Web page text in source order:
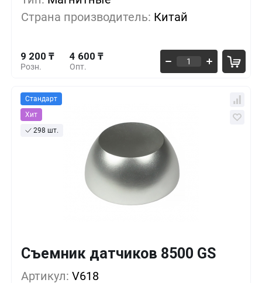
Страна производитель: Китай
Розн.
9 200 ₸
Опт.
4 600 ₸
50+ -37%
Стандарт
Хит
298 шт.
Съемник датчиков 8500 GS
Артикул: V618
Кол-во Выгода За 1 шт.
1+ 0%